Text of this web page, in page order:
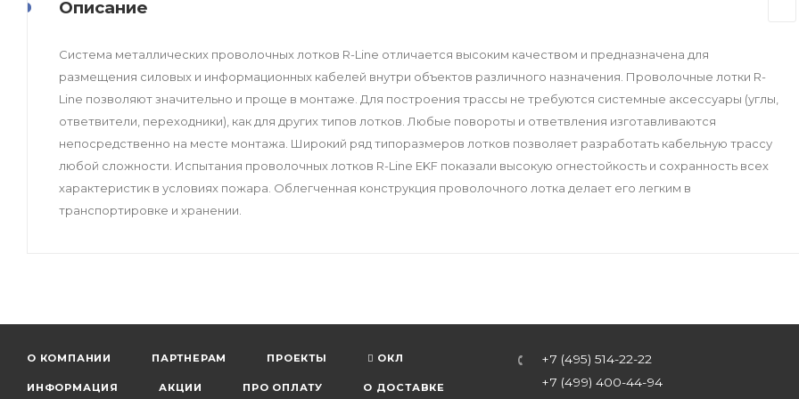
Описание
Система металлических проволочных лотков R-Line отличается высоким качеством и предназначена для
размещения силовых и информационных кабелей внутри объектов различного назначения. Проволочные лотки R-
Line позволяют значительно и проще в монтаже. Для построения трассы не требуются системные аксессуары (углы,
ответвители, переходники), как для других типов лотков. Любые повороты и ответвления изготавливаются
непосредственно на месте монтажа. Широкий ряд типоразмеров лотков позволяет разработать кабельную трассу
любой сложности. Испытания проволочных лотков R-Line EKF показали высокую огнестойкость и сохранность всех
характеристик в условиях пожара. Облегченная конструкция проволочного лотка делает его легким в
транспортировке и хранении.
О КОМПАНИИ ПАРТНЕРАМ ПРОЕКТЫ ОКЛ
ИНФОРМАЦИЯ АКЦИИ ПРО ОПЛАТУ О ДОСТАВКЕ
+7 (495) 514-22-22
+7 (499) 400-44-94